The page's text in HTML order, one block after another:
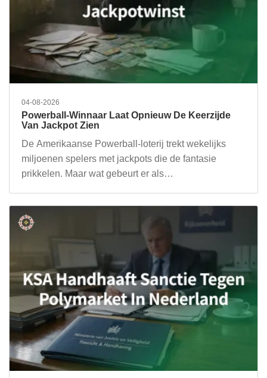
04-08-2026
Powerball-Winnaar Laat Opnieuw De Keerzijde
Van Jackpot Zien
De Amerikaanse Powerball-loterij trekt wekelijks
miljoenen spelers met jackpots die de fantasie
prikkelen. Maar wat gebeurt er als…